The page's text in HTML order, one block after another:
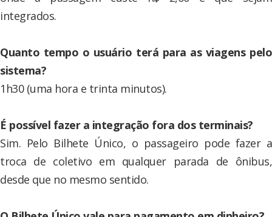
integrados.
Quanto tempo o usuário terá para as viagens pelo
sistema?
1h30 (uma hora e trinta minutos).
É possível fazer a integração fora dos terminais?
Sim. Pelo Bilhete Único, o passageiro pode fazer a
troca de coletivo em qualquer parada de ônibus,
desde que no mesmo sentido.